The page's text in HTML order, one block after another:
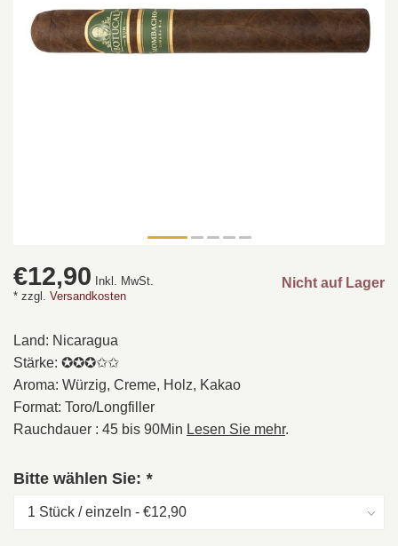
€12,90
Inkl. MwSt.
* zzgl. Versandkosten
Nicht auf Lager
Land: Nicaragua
Stärke: ✪✪✪✩✩
Aroma: Würzig, Creme, Holz, Kakao
Format: Toro/Longfiller
Rauchdauer : 45 bis 90Min Lesen Sie mehr.
Bitte wählen Sie: *